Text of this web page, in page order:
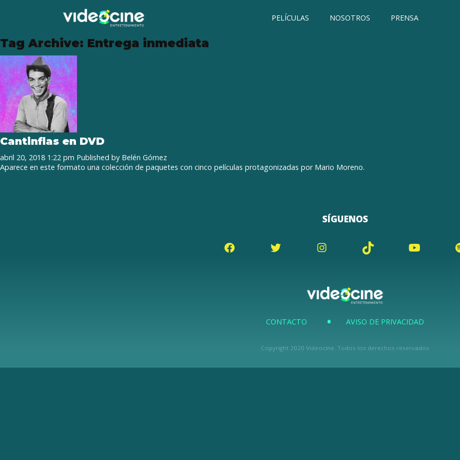
PELÍCULAS NOSOTROS PRENSA
Tag Archive: Entrega inmediata
Cantinflas en DVD
abril 20, 2018 1:22 pm Published by Belén Gómez
Aparece en este formato una colección de paquetes con cinco películas protagonizadas por Mario Moreno.
SÍGUENOS
CONTACTO AVISO DE PRIVACIDAD
Copyright 2020 Videocine. Todos los derechos reservados